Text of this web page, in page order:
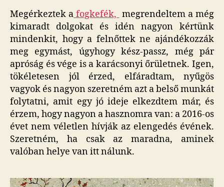
Megérkeztek a fogkefék, megrendeltem a még
kimaradt dolgokat és idén nagyon kértünk
mindenkit, hogy a felnőttek ne ajándékozzák
meg egymást, úgyhogy kész-passz, még pár
apróság és vége is a karácsonyi őrületnek. Igen,
tökéletesen jól érzed, elfáradtam, nyűgös
vagyok és nagyon szeretném azt a belső munkát
folytatni, amit egy jó ideje elkezdtem már, és
érzem, hogy nagyon a hasznomra van: a 2016-os
évet nem véletlen hívják az elengedés évének.
Szeretném, ha csak az maradna, aminek
valóban helye van itt nálunk.